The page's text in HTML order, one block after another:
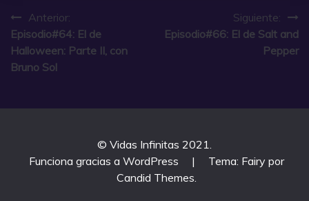
Navegación
de
entradas
Anterior:
Episodio#64: El de
Halloween: Parte II, con
Bruno Sol
Siguiente:
Episodio#66: El de Salt and
Pepper
© Vidas Infinitas 2021.
Funciona gracias a WordPress
|
Tema: Fairy por
Candid Themes.